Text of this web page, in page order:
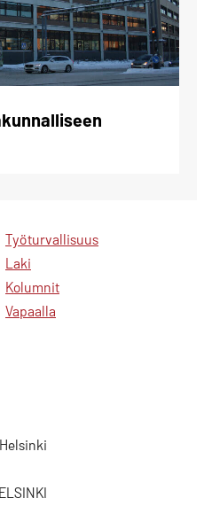
Työturvallisuus
Laki
Kolumnit
Vapaalla